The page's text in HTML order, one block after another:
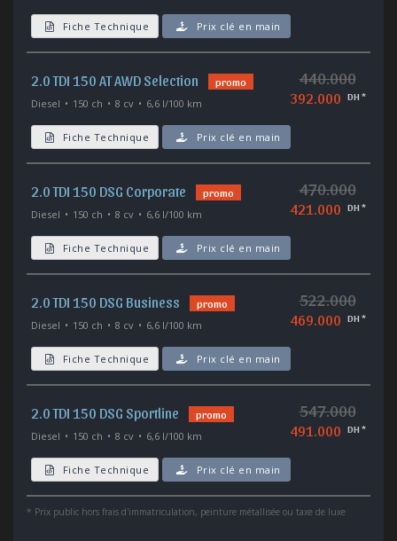
Fiche Technique Prix clé en main
2.0 TDI 150 AT AWD Selection promo
Diesel 150 ch 8 cv 6,6 l/100 km
440.000
392.000 DH *
Fiche Technique Prix clé en main
2.0 TDI 150 DSG Corporate promo
Diesel 150 ch 8 cv 6,6 l/100 km
470.000
421.000 DH *
Fiche Technique Prix clé en main
2.0 TDI 150 DSG Business promo
Diesel 150 ch 8 cv 6,6 l/100 km
522.000
469.000 DH *
Fiche Technique Prix clé en main
2.0 TDI 150 DSG Sportline promo
Diesel 150 ch 8 cv 6,6 l/100 km
547.000
491.000 DH *
Fiche Technique Prix clé en main
* Prix public hors frais d'immatriculation, peinture métallisée ou taxe de luxe